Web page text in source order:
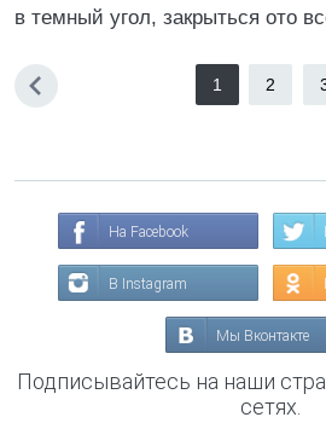
в темный угол, закрыться ото
1 2
На Facebook
В Instagram
Мы Вконтакте
Подписывайтесь на наши
сетях.